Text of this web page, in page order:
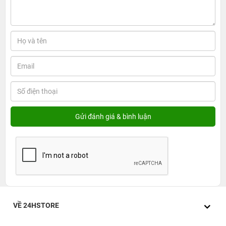
thiện hơn nhé:
Màu sắc
Chất liệu
Màn hình
Kích thước 49mm
Màn hình Retina luôn bật
VỀ 24HSTORE